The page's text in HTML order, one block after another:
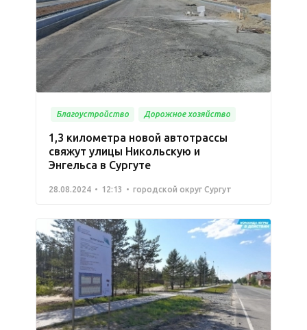
Благоустройство Дорожное хозяйство
1,3 километра новой автотрассы
свяжут улицы Никольскую и
Энгельса в Сургуте
28.08.2024 12:13 городской округ Сургут